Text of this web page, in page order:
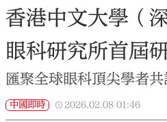
香港中文大學（
眼科研究所首屆
匯聚全球眼科頂尖學者
中國即時 2026.02.08 01:46